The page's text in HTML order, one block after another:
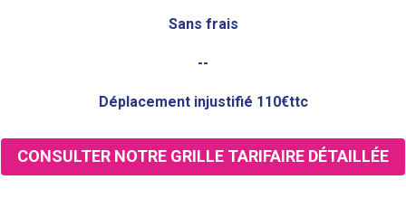
Sans frais
--
Déplacement injustifié 110€ttc
CONSULTER NOTRE GRILLE TARIFAIRE DÉTAILLÉE